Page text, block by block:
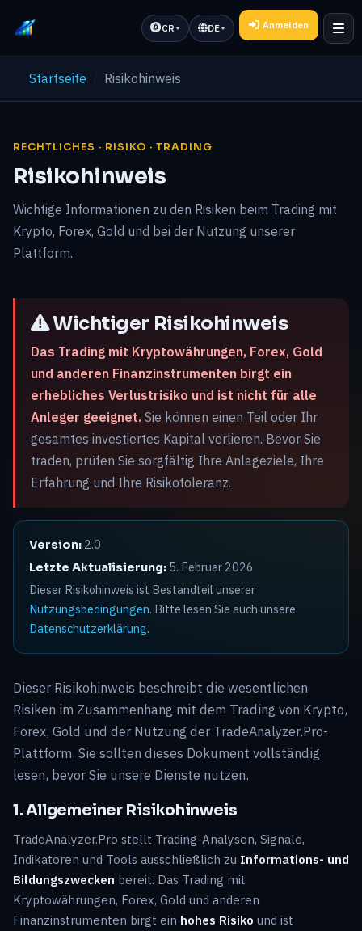
CR DE Anmelden
Startseite Risikohinweis
RECHTLICHES · RISIKO · TRADING
Risikohinweis
Wichtige Informationen zu den Risiken beim Trading mit
Krypto, Forex, Gold und bei der Nutzung unserer
Plattform.
Wichtiger Risikohinweis
Das Trading mit Kryptowährungen, Forex, Gold
und anderen Finanzinstrumenten birgt ein
erhebliches Verlustrisiko und ist nicht für alle
Anleger geeignet. Sie können einen Teil oder Ihr
gesamtes investiertes Kapital verlieren. Bevor Sie
traden, prüfen Sie sorgfältig Ihre Anlageziele, Ihre
Erfahrung und Ihre Risikotoleranz.
Version: 2.0
Letzte Aktualisierung: 5. Februar 2026
Dieser Risikohinweis ist Bestandteil unserer
Nutzungsbedingungen. Bitte lesen Sie auch unsere
Datenschutzerklärung.
Dieser Risikohinweis beschreibt die wesentlichen
Risiken im Zusammenhang mit dem Trading von Krypto,
Forex, Gold und der Nutzung der TradeAnalyzer.Pro-
Plattform. Sie sollten dieses Dokument vollständig
lesen, bevor Sie unsere Dienste nutzen.
1. Allgemeiner Risikohinweis
TradeAnalyzer.Pro stellt Trading-Analysen, Signale,
Indikatoren und Tools ausschließlich zu Informations- und
Bildungszwecken bereit. Das Trading mit
Kryptowährungen, Forex, Gold und anderen
Finanzinstrumenten birgt ein hohes Risiko und ist